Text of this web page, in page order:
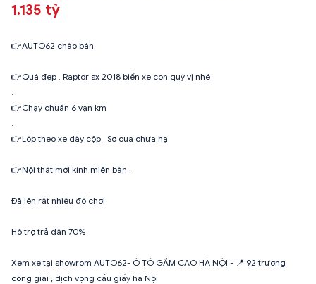
1.135 tỷ
👉AUTO62 chào bán
👉Quá đẹp . Raptor sx 2018 biển xe con quý vị nhé
👉Chạy chuẩn 6 vạn km
👉Lốp theo xe dầy cộp . Sơ cua chưa hạ
👉Nội thất mới kính miễn bàn .
Đã lên rất nhiều đồ chơi
Hỗ trợ trả dần 70%
Xem xe tại showrom AUTO62- Ô TÔ GẦM CAO HÀ NỘI - 📍 92 trương
công giai , dịch vọng cầu giấy hà Nội